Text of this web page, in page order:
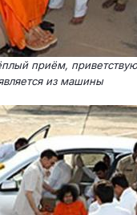
приём,
из машины